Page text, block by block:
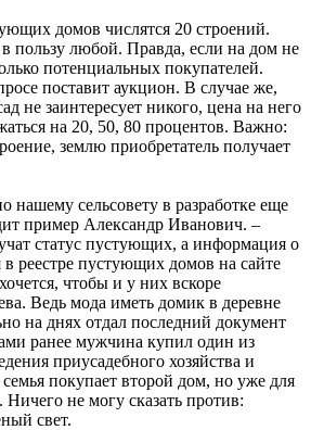
домов числятся 20 строений.
пользу любой. Правда, если на дом не
потенциальных покупателей.
поставит аукцион. В случае же,
не заинтересует никого, цена на него
на 20, 50, 80 процентов. Важно:
землю приобретатель получает
сельсовету в разработке еще
пример Александр Иванович. –
статус пустующих, а информация о
в реестре пустующих домов на сайте
чтобы и у них вскоре
Ведь мода иметь домик в деревне
на днях отдал последний документ
ранее мужчина купил один из
приусадебного хозяйства и
покупает второй дом, но уже для
Ничего не могу сказать против:
свет.